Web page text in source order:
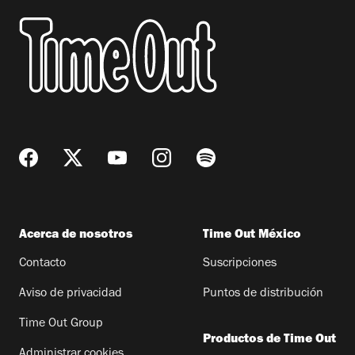
Acerca de nosotros
Contacto
Aviso de privacidad
Time Out Group
Time Out México
Suscripciones
Puntos de distribución
Productos de Time Out